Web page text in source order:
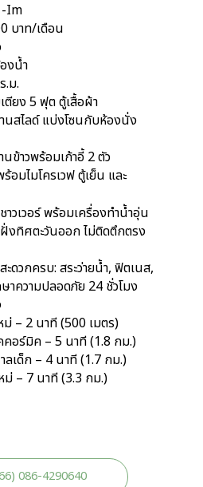
Im
บาท/เดือน
งน้ำ
.ม.
ยง 5 ฟุต ตู้เสื้อผ้า
นสไลด์ แบ่งโซนกับห้องนั่ง
นข้าวพร้อมเก้าอี้ 2 ตัว
อมไมโครเวฟ ตู้เย็น และ
วเวอร์ พร้อมเครื่องทำน้ำอุ่น
งทิศตะวันออก ไม่ติดตึกตรง
ดวกครบ: สระว่ายน้ำ, ฟิตเนส,
าความปลอดภัย 24 ชั่วโมง
ม่ – 2 นาที (500 เมตร)
คอร์มิค – 5 นาที (1.8 กม.)
ลเด็ก – 4 นาที (1.7 กม.)
ม่ – 7 นาที (3.3 กม.)
086-4290640